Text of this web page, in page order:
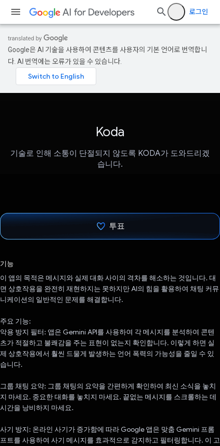
로그인
Google은 AI 기술을 사용하여 콘텐츠를 사용자의 기본 언어로 번역합니
다. AI 번역에는 오류가 있을 수 있습니다.
Koda
기술로 인해 소통이 단절되지 않도록 KODA가 도와드리겠
습니다.
투표
기능
이 앱의 목적은 메시지와 실제 대화 사이의 격차를 해소하는 것입니다. 대
면 상호작용을 완전히 재현하지는 못하지만 AI의 힘을 활용하여 채팅 커뮤
니케이션의 일반적인 문제를 해결합니다.
주요 기능:
악용 방지 필터: 앱은 Gemini API를 사용하여 각 메시지를 분석하여 콘텐
츠가 적절하고 불쾌감을 주는 표현이 없는지 확인합니다. 이렇게 하면 실
제 상호작용에서 훨씬 드물게 발생하는 언어 폭력의 가능성을 줄일 수 있
습니다.
그룹 채팅 요약: 그룹 채팅의 요약을 간편하게 확인하여 최신 소식을 놓치
지 마세요. 중요한 대화를 놓치지 마세요. 끝없는 메시지를 스크롤하는 데
시간을 낭비하지 마세요.
사기 방지: 온라인 사기가 증가함에 따라 Google 앱은 맞춤 Gemini 프롬
프트를 사용하여 사기 메시지를 효과적으로 감지하고 필터링합니다. 이 고